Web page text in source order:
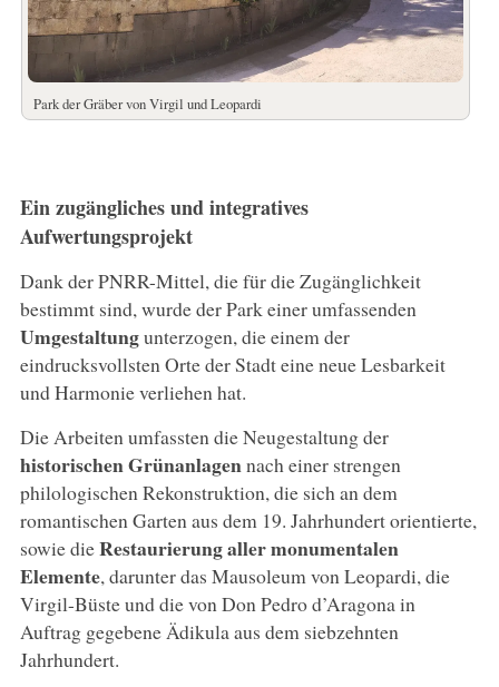
Park der Gräber von Virgil und Leopardi
Ein zugängliches und integratives
Aufwertungsprojekt
Dank der PNRR-Mittel, die für die Zugänglichkeit
bestimmt sind, wurde der Park einer umfassenden
Umgestaltungunterzogen, die einem der
eindrucksvollsten Orte der Stadt eine neue Lesbarkeit
und Harmonie verliehen hat.
Die Arbeiten umfassten die Neugestaltung der
historischen Grünanlagennach einer strengen
philologischen Rekonstruktion, die sich an dem
romantischen Garten aus dem 19. Jahrhundert orientierte,
sowie dieRestaurierung allermonumentalen
Elemente, darunter das Mausoleum von Leopardi, die
Virgil-Büste und die von Don Pedro d’Aragona in
Auftrag gegebene Ädikula aus dem siebzehnten
Jahrhundert.